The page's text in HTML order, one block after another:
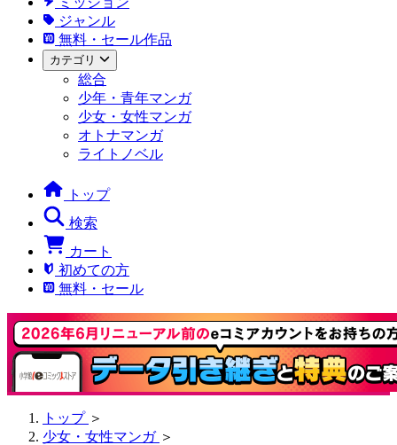
ジャンル
無料・セール作品
カテゴリ
総合
少年・青年マンガ
少女・女性マンガ
オトナマンガ
ライトノベル
トップ
検索
カート
初めての方
無料・セール
トップ ＞
少女・女性マンガ ＞